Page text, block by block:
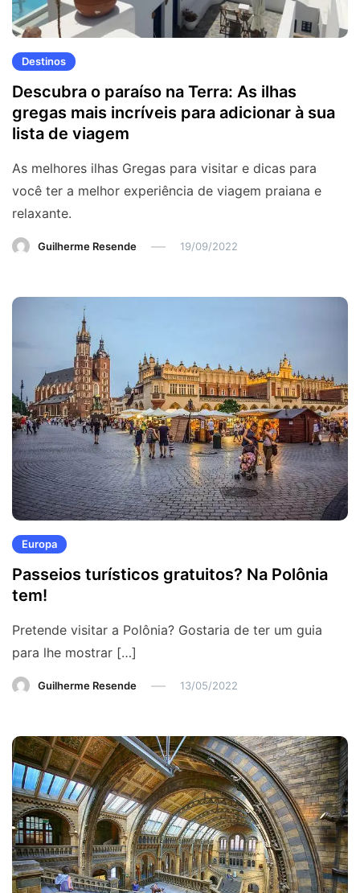
Destinos
Descubra o paraíso na Terra: As ilhas
gregas mais incríveis para adicionar à sua
lista de viagem
As melhores ilhas Gregas para visitar e dicas para
você ter a melhor experiência de viagem praiana e
relaxante.
Guilherme Resende 19/09/2022
Europa
Passeios turísticos gratuitos? Na Polônia
tem!
Pretende visitar a Polônia? Gostaria de ter um guia
para lhe mostrar […]
Guilherme Resende 13/05/2022